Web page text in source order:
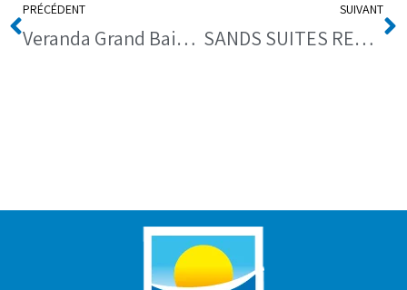
PRÉCÉDENT
Veranda Grand Baie 4*
SUIVANT
SANDS SUITES RESORT & SPA 4*